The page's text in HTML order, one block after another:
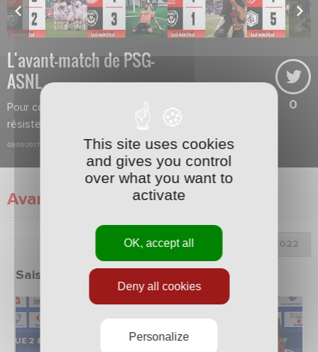
L'avant-match de PSG-
ASNL
Pour contrer le PSG, l'ASNL devra
résister le plus longtemps possible.
03/03/2017
0
Avant-Match
Choix de la saison :
Saison 2021/2022
This site uses cookies
and gives you control
over what you want to
activate
OK, accept all
Deny all cookies
Personalize